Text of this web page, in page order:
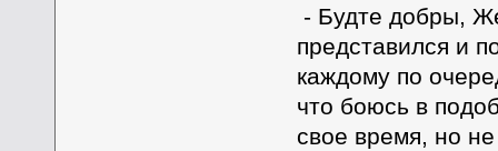
- Будте добры,
представился и
каждому по
что боюсь в
свое время, но